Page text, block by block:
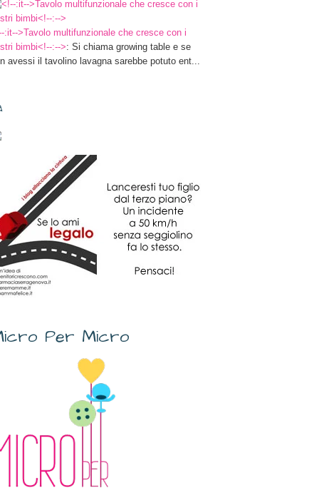
:it-->Tavolo multifunzionale che cresce con i
bimbi<!--:-->: Si chiama growing table e se
avessi il tavolino lavagna sarebbe potuto ent...
Per Micro